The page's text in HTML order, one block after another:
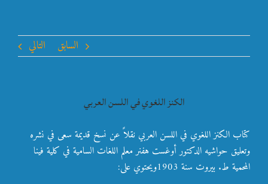
السابق التالي
الكنز اللغوي في اللسن العربي
كتاب الكنز اللغوي في اللسن العربي نقلاً عن نسخ قديمة سعى في نشره
وتعليق حواشيه الدكتور أوغست هفنر معلم اللغات السامية في كلية فينا
المحمية ط. بيروت سنة 1903
ويحتوي على: